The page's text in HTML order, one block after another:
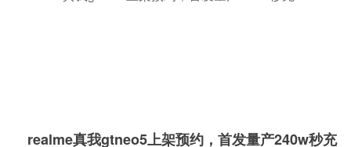
realme真我gtneo5上架预约，首发量产240w秒充